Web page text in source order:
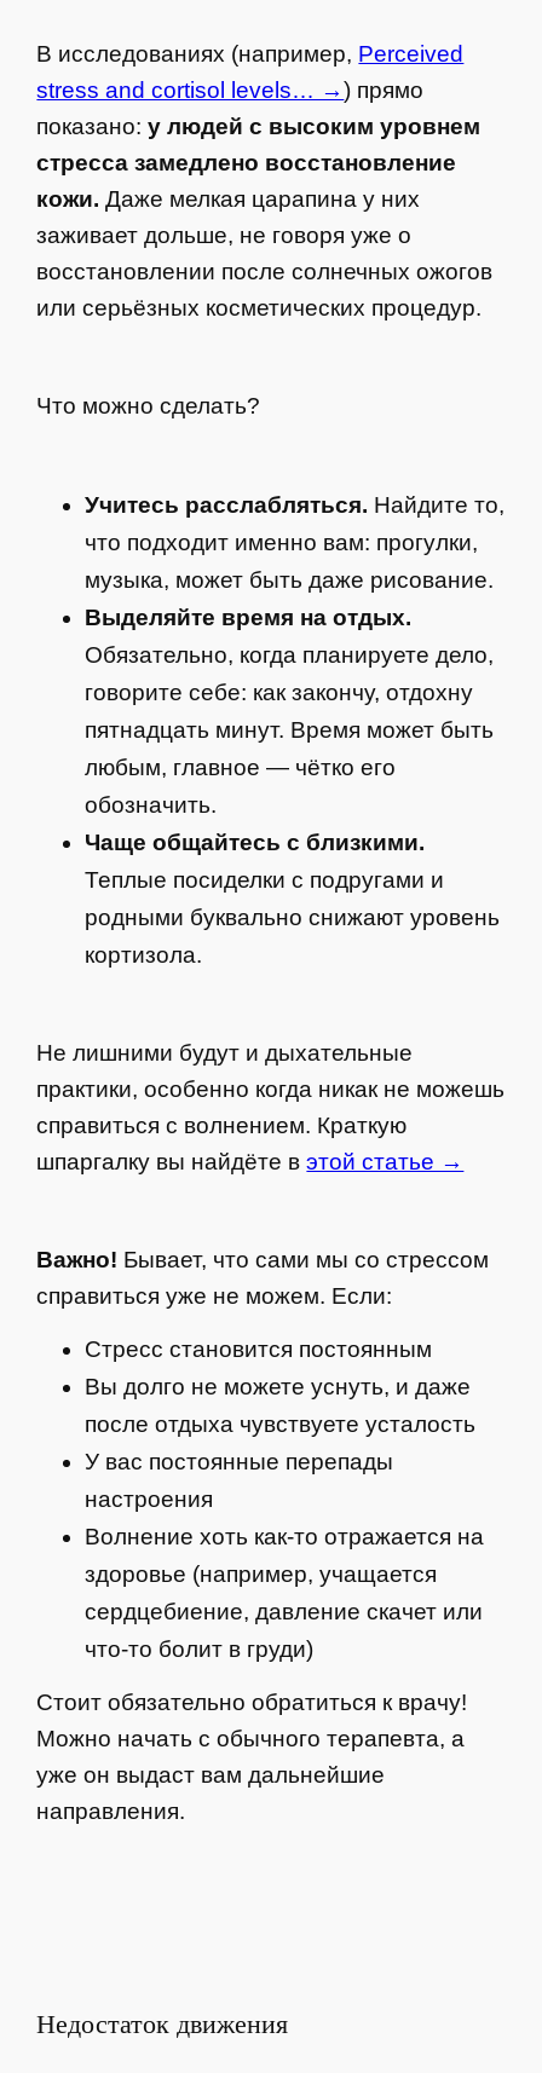
В исследованиях (например, Perceived
stress and cortisol levels… →) прямо
показано:у людей с высоким уровнем
стресса замедлено восстановление
кожи. Даже мелкая царапина у них
заживает дольше, не говоря уже о
восстановлении после солнечных ожогов
или серьёзных косметических процедур.
Что можно сделать?
Учитесь расслабляться. Найдите то,
что подходит именно вам: прогулки,
музыка, может быть даже рисование.
Выделяйте время на отдых.
Обязательно, когда планируете дело,
говорите себе: как закончу, отдохну
пятнадцать минут. Время может быть
любым, главное — чётко его
обозначить.
Чаще общайтесь с близкими.
Теплые посиделки с подругами и
родными буквально снижают уровень
кортизола.
Не лишними будут и дыхательные
практики, особенно когда никак не можешь
справиться с волнением. Краткую
шпаргалку вы найдёте вэтой статье →
Важно! Бывает, что сами мы со стрессом
справиться уже не можем. Если:
Стресс становится постоянным
Вы долго не можете уснуть, и даже
после отдыха чувствуете усталость
У вас постоянные перепады
настроения
Волнение хоть как-то отражается на
здоровье (например, учащается
сердцебиение, давление скачет или
что-то болит в груди)
Стоит обязательно обратиться к врачу!
Можно начать с обычного терапевта, а
уже он выдаст вам дальнейшие
направления.
Недостаток движения